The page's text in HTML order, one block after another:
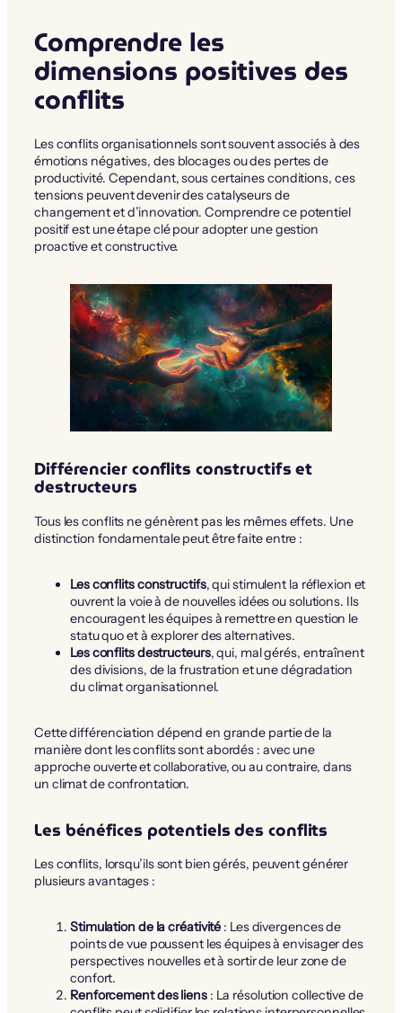
Comprendre les
dimensions positives des
conflits
Les conflits organisationnels sont souvent associés à des
émotions négatives, des blocages ou des pertes de
productivité. Cependant, sous certaines conditions, ces
tensions peuvent devenir des catalyseurs de
changement et d’innovation. Comprendre ce potentiel
positif est une étape clé pour adopter une gestion
proactive et constructive.
Différencier conflits constructifs et
destructeurs
Tous les conflits ne génèrent pas les mêmes effets. Une
distinction fondamentale peut être faite entre :
Les conflits constructifs, qui stimulent la réflexion et
ouvrent la voie à de nouvelles idées ou solutions. Ils
encouragent les équipes à remettre en question le
statu quo et à explorer des alternatives.
Les conflits destructeurs, qui, mal gérés, entraînent
des divisions, de la frustration et une dégradation
du climat organisationnel.
Cette différenciation dépend en grande partie de la
manière dont les conflits sont abordés : avec une
approche ouverte et collaborative, ou au contraire, dans
un climat de confrontation.
Les bénéfices potentiels des conflits
Les conflits, lorsqu’ils sont bien gérés, peuvent générer
plusieurs avantages :
Stimulation de la créativité : Les divergences de
points de vue poussent les équipes à envisager des
perspectives nouvelles et à sortir de leur zone de
confort.
Renforcement des liens: La résolution collective de